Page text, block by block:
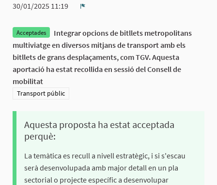
30/01/2025 11:19
Acceptades
Integrar opcions de bitllets metropolitans
multiviatge en diversos mitjans de transport amb els
bitllets de grans desplaçaments, com TGV. Aquesta
aportació ha estat recollida en sessió del Consell de
mobilitat
Resultats al filtrar per la categoria: Transport públic
Transport públic
Aquesta proposta ha estat acceptada
perquè:
La temàtica es recull a nivell estratègic, i si s'escau
serà desenvolupada amb major detall en un pla
sectorial o projecte específic a desenvolupar